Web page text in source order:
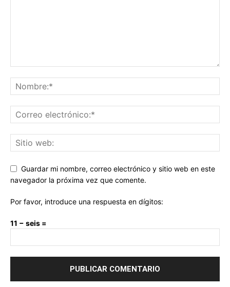
Guardar mi nombre, correo electrónico y sitio web en este
navegador la próxima vez que comente.
Por favor, introduce una respuesta en dígitos:
11 − seis =